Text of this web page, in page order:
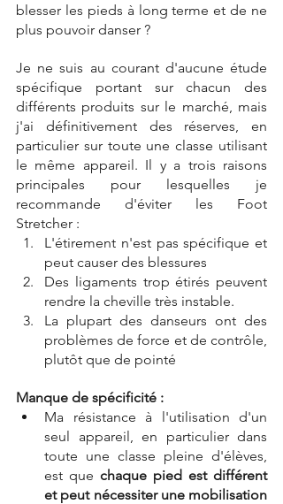
blesser les pieds à long terme et de ne
plus pouvoir danser ?
Je ne suis au courant d'aucune étude
spécifique portant sur chacun des
différents produits sur le marché, mais
j'ai définitivement des réserves, en
particulier sur toute une classe utilisant
le même appareil. Il y a trois raisons
principales pour lesquelles je
recommande d'éviter les Foot
Stretcher :
L'étirement n'est pas spécifique et
peut causer des blessures
Des ligaments trop étirés peuvent
rendre la cheville très instable.
La plupart des danseurs ont des
problèmes de force et de contrôle,
plutôt que de pointé
Manque de spécificité :
Ma résistance à l'utilisation d'un
seul appareil, en particulier dans
toute une classe pleine d'élèves,
est que chaque pied est différent
et peut nécessiter une mobilisation